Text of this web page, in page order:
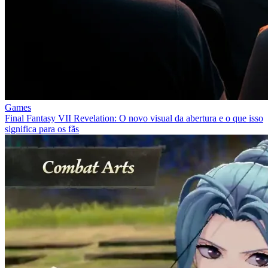
Games
Final Fantasy VII Revelation: O novo visual da abertura e o que isso
significa para os fãs